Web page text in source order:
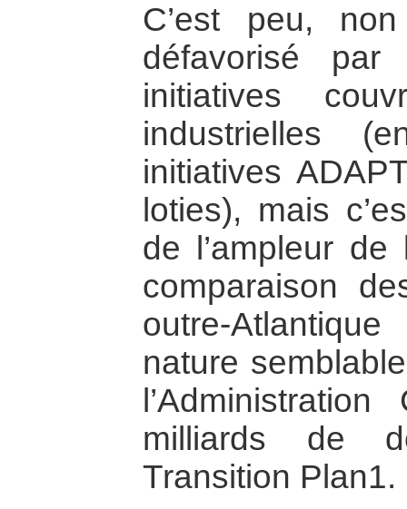
C’est peu,
défavorisé
initiatives
industrielles
initiatives
loties), mais
de l’ampleur
comparaison
outre-
nature
milliards de
Transition Plan1.